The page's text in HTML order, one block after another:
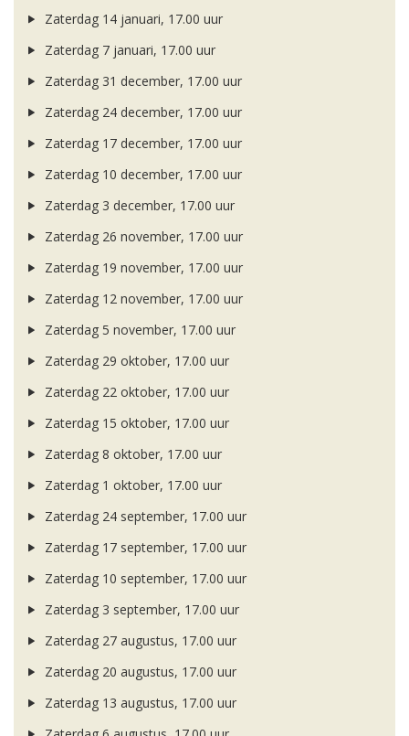
Zaterdag 14 januari, 17.00 uur
Zaterdag 7 januari, 17.00 uur
Zaterdag 31 december, 17.00 uur
Zaterdag 24 december, 17.00 uur
Zaterdag 17 december, 17.00 uur
Zaterdag 10 december, 17.00 uur
Zaterdag 3 december, 17.00 uur
Zaterdag 26 november, 17.00 uur
Zaterdag 19 november, 17.00 uur
Zaterdag 12 november, 17.00 uur
Zaterdag 5 november, 17.00 uur
Zaterdag 29 oktober, 17.00 uur
Zaterdag 22 oktober, 17.00 uur
Zaterdag 15 oktober, 17.00 uur
Zaterdag 8 oktober, 17.00 uur
Zaterdag 1 oktober, 17.00 uur
Zaterdag 24 september, 17.00 uur
Zaterdag 17 september, 17.00 uur
Zaterdag 10 september, 17.00 uur
Zaterdag 3 september, 17.00 uur
Zaterdag 27 augustus, 17.00 uur
Zaterdag 20 augustus, 17.00 uur
Zaterdag 13 augustus, 17.00 uur